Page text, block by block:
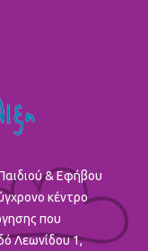
& Εφήβου
κέντρο
που
Λεωνίδου 1,